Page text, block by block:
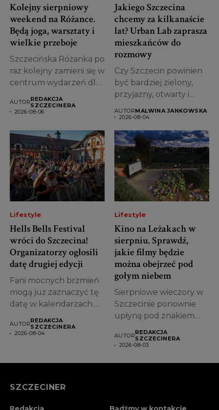
Kolejny sierpniowy
weekend na Różance.
Będą joga, warsztaty i
wielkie przeboje
Szczecińska Różanka po
raz kolejny zamieni się w
centrum wydarzeń dla
AUTORREDAKCJA
SZCZECINERA
2026-08-06
Jakiego Szczecina
chcemy za kilkanaście
lat? Urban Lab zaprasza
mieszkańców do
rozmowy
Czy Szczecin powinien
być bardziej zielony,
przyjazny, otwarty i
AUTORMALWINA JANKOWSKA
2026-08-04
Lifestyle
Hells Bells Festival
wróci do Szczecina!
Organizatorzy ogłosili
datę drugiej edycji
Fani mocnych brzmień
mogą już zaznaczyć tę
datę w kalendarzach.
AUTORREDAKCJA
SZCZECINERA
2026-08-04
Lifestyle
Kino na Leżakach w
sierpniu. Sprawdź,
jakie filmy będzie
można obejrzeć pod
gołym niebem
Sierpniowe wieczory w
Szczecinie ponownie
upłyną pod znakiem
Przed mieszkańcami...
AUTORREDAKCJA
SZCZECINERA
2026-08-03
SZCZECINER